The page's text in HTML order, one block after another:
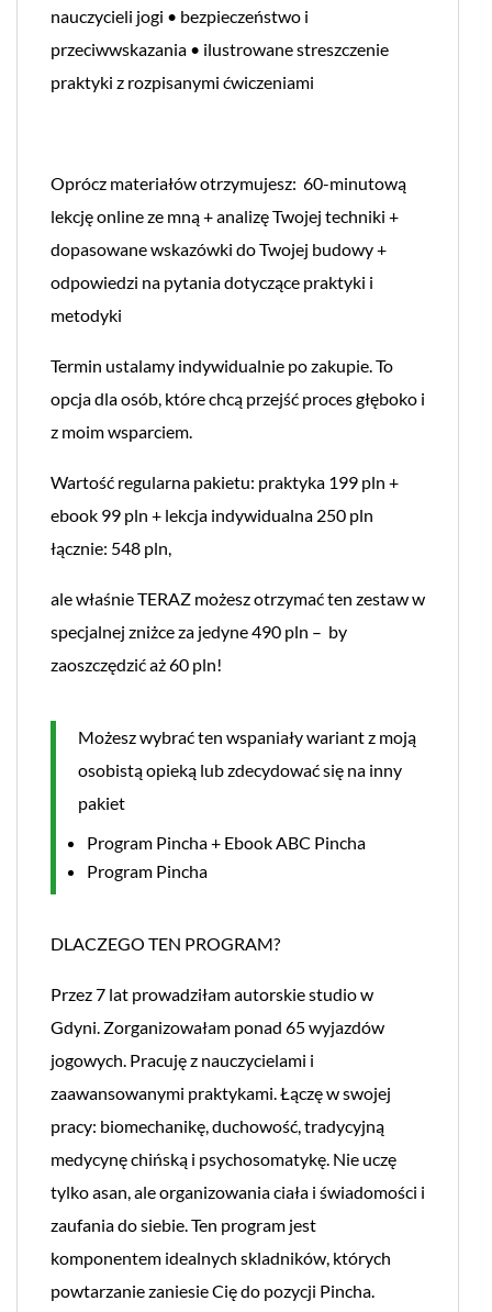
nauczycieli jogi • bezpieczeństwo i
przeciwwskazania • ilustrowane streszczenie
praktyki z rozpisanymi ćwiczeniami
Oprócz materiałów otrzymujesz: 60-minutową
lekcję online ze mną + analizę Twojej techniki +
dopasowane wskazówki do Twojej budowy +
odpowiedzi na pytania dotyczące praktyki i
metodyki
Termin ustalamy indywidualnie po zakupie. To
opcja dla osób, które chcą przejść proces głęboko i
z moim wsparciem.
Wartość regularna pakietu: praktyka 199 pln +
ebook 99 pln + lekcja indywidualna 250 pln
łącznie: 548 pln,
ale właśnie TERAZ możesz otrzymać ten zestaw w
specjalnej zniżce za jedyne 490 pln – by
zaoszczędzić aż 60 pln!
Możesz wybrać ten wspaniały wariant z moją
osobistą opieką lub zdecydować się na inny
pakiet
Program Pincha + Ebook ABC Pincha
Program Pincha
DLACZEGO TEN PROGRAM?
Przez 7 lat prowadziłam autorskie studio w
Gdyni. Zorganizowałam ponad 65 wyjazdów
jogowych. Pracuję z nauczycielami i
zaawansowanymi praktykami. Łączę w swojej
pracy: biomechanikę, duchowość, tradycyjną
medycynę chińską i psychosomatykę. Nie uczę
tylko asan, ale organizowania ciała i świadomości i
zaufania do siebie. Ten program jest
komponentem idealnych skladników, których
powtarzanie zaniesie Cię do pozycji Pincha.